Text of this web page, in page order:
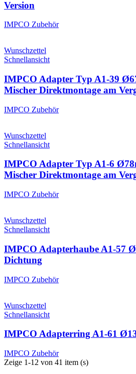
Version
IMPCO Zubehör
Wunschzettel
Schnellansicht
IMPCO Adapter Typ A1-39
Mischer Direktmontage am
IMPCO Zubehör
Wunschzettel
Schnellansicht
IMPCO Adapter Typ A1-6
Mischer Direktmontage am
IMPCO Zubehör
Wunschzettel
Schnellansicht
IMPCO Adapterhaube A1-57
Dichtung
IMPCO Zubehör
Wunschzettel
Schnellansicht
IMPCO Adapterring A1-61
IMPCO Zubehör
Zeige 1-12 von 41 item (s)